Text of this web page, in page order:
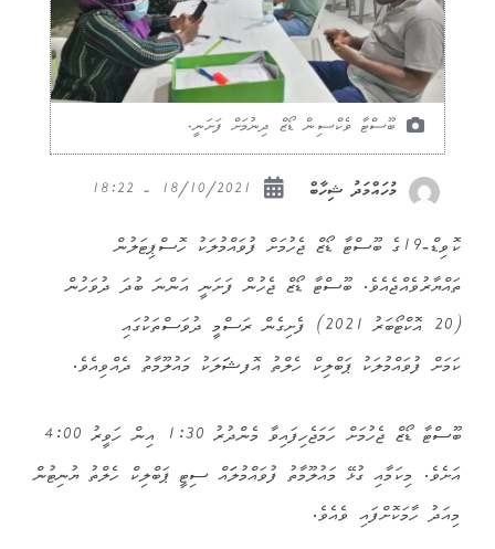
ބޫސްޓާ ވެކްސިން ޑޯޒް ދިނުމަށް ފަށަނީ.
މުހައްމަދު ޝިހާބް
ކޮވިޑް-19ގެ ބޫސްޓާ ޑޯޒް ޖެހުމަށް ފުވައްމުލަކު ހޮސްޕިޓަލުން
ތައްޔާރުވެއްޖެއެވެ. ބޫސްޓާ ޑޯޒް ޖެހުން ފަށަނީ އަންނަ ބުދަ ދުވަހުން
(20 އޮކްޓޯބަރު 2021) ފެށިގެން ރަސްމީ ދުވަސްތަކުގައި
ކަމަށް ފުވައްމުލަކު ޕަބްލިކް ހެލްތު އޮފޝަަލަކު މައުލޫމާތު ދެއްވިއެވެ.
ބޫސްޓާ ޑޯޒް ޖެހުމަށް ހަމަޖެހިފައިވާ މެންދުރު 1:30 އިން ހަވީރު 4:00
އަށެވެ. މިކަމާއި ގުޅޭ މައުލޫމާތު ފުވައްމުލަައް ސިޓީ ޕަބްލިކް ހެލްތު ޔުނިޓުން
މިއަދު ހާމަކޮށްފައި ވެއެވެ.